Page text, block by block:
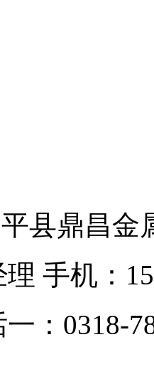
县鼎昌金
手机：
：0318-